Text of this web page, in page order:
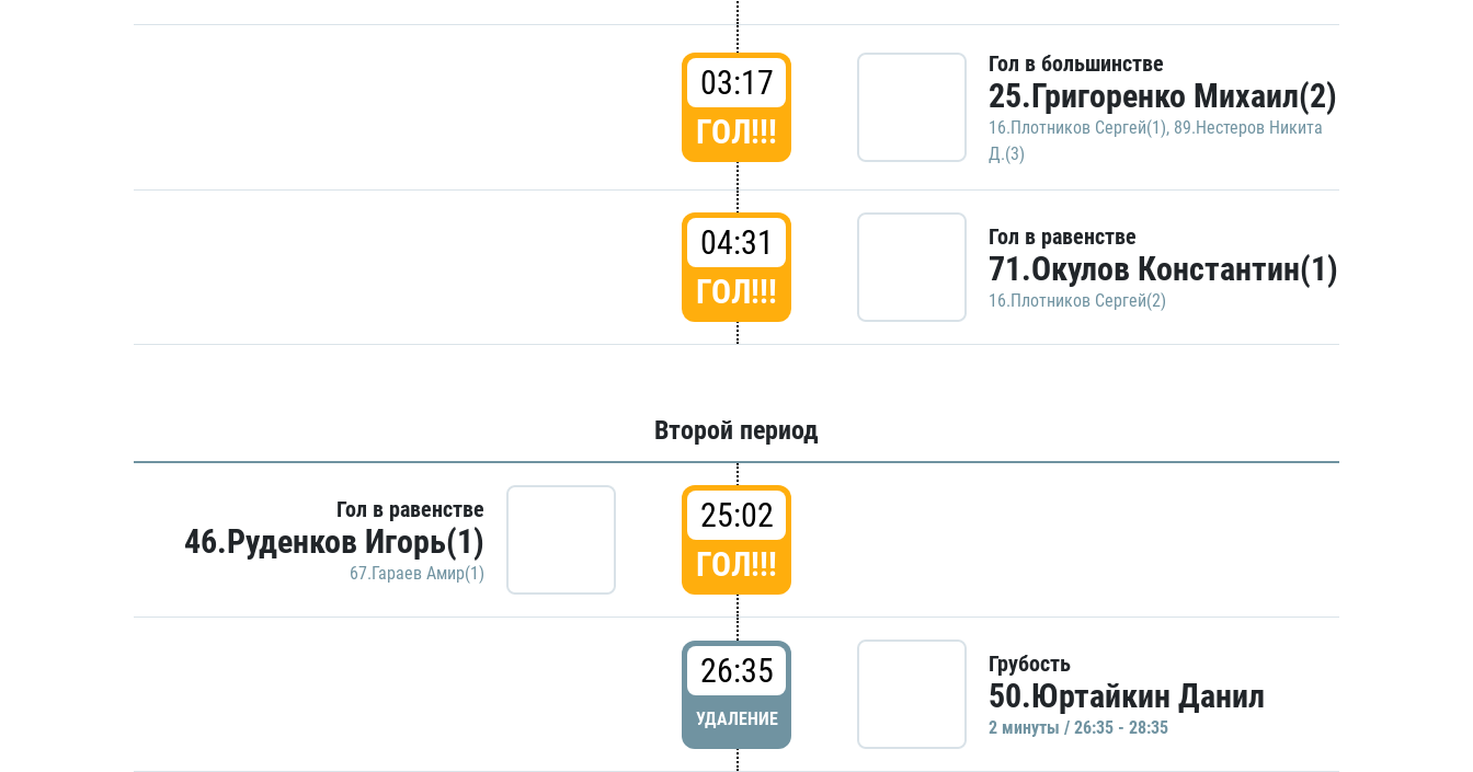
03:17
ГОЛ!!!
Гол в большинстве
25.Григоренко Михаил(2)
16.Плотников Сергей(1), 89.Нестеров Никита
Д.(3)
04:31
ГОЛ!!!
Гол в равенстве
71.Окулов Константин(1)
16.Плотников Сергей(2)
Второй период
Гол в равенстве
46.Руденков Игорь(1)
67.Гараев Амир(1)
25:02
ГОЛ!!!
26:35
УДАЛЕНИЕ
Грубость
50.Юртайкин Данил
2 минуты / 26:35 - 28:35